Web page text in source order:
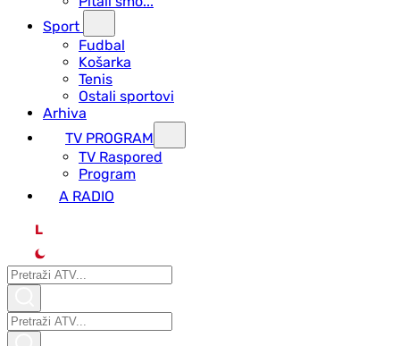
Sport
Fudbal
Košarka
Tenis
Ostali sportovi
Arhiva
TV PROGRAM
ТV Raspored
Program
A RADIO
L